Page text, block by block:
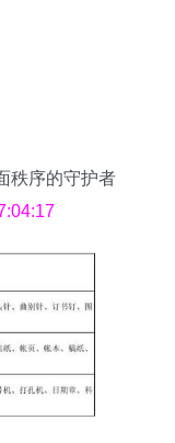
秩序的守护者